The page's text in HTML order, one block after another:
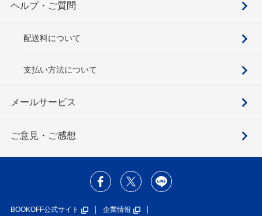
ヘルプ・ご質問
配送料について
支払い方法について
メールサービス
ご意見・ご感想
BOOKOFF公式サイト 企業情報